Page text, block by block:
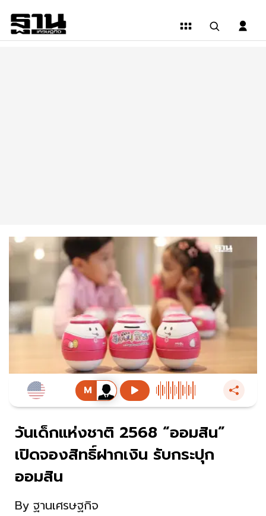
วันเด็กแห่งชาติ 2568 “ออมสิน”
เปิดจองสิทธิ์ฝากเงิน รับกระปุก
ออมสิน
By ฐานเศรษฐกิจ